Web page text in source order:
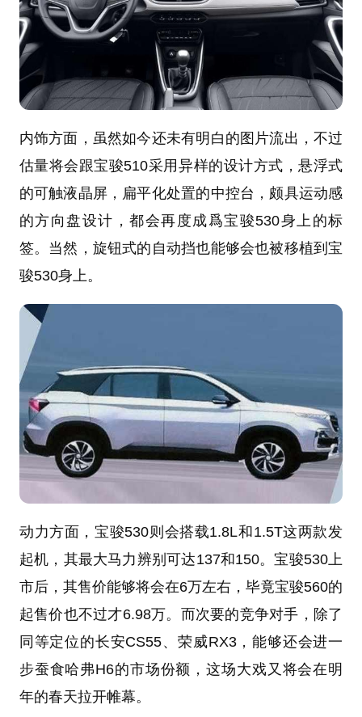
内饰方面，虽然如今还未有明白的图片流出，不过
估量将会跟宝骏510采用异样的设计方式，悬浮式
的可触液晶屏，扁平化处置的中控台，颇具运动感
的方向盘设计，都会再度成爲宝骏530身上的标
签。当然，旋钮式的自动挡也能够会也被移植到宝
骏530身上。
动力方面，宝骏530则会搭载1.8L和1.5T这两款发
起机，其最大马力辨别可达137和150。宝骏530上
市后，其售价能够将会在6万左右，毕竟宝骏560的
起售价也不过才6.98万。而次要的竞争对手，除了
同等定位的长安CS55、荣威RX3，能够还会进一
步蚕食哈弗H6的市场份额，这场大戏又将会在明
年的春天拉开帷幕。